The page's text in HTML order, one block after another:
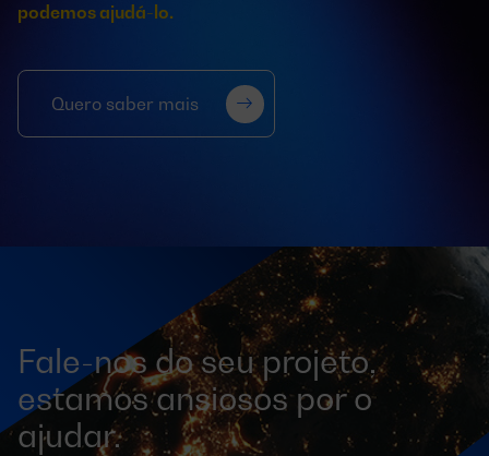
podemos ajudá-lo.
Quero saber mais
Fale-nos do seu projeto,
estamos ansiosos por o
ajudar.